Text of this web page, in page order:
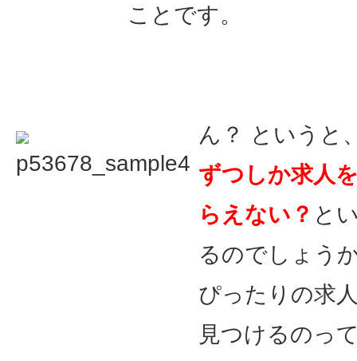
ことです。
ん？ というと
ずつしか求人
らえない？ と
るのでしょう
ぴったりの求
見つけるのっ